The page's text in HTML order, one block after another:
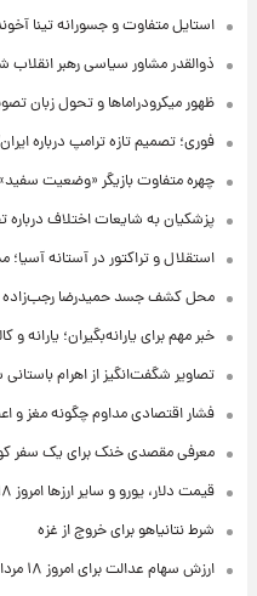
استایل متفاوت و جسورانه تینا آخوندتبار در ۳۹
ذوالقدر مشاور سیاسی رهبر انقلاب شد
ظهور میکرودراماها و تحول زبان
فوری؛ تصمیم تازه ترامپ درباره
چهره متفاوت بازیگر «وضعیت سفید»
پزشکیان به شایعات اختلاف درباره
استقلال و تراکتور در آستانه آسیا؛
محل کشف جسد حمیدرضا
خبر مهم برای یارانه‌بگیران؛ یارانه
تصاویر شگفت‌انگیز از اهرام
فشار اقتصادی مداوم چگونه مغز و
معرفی مقصدی خنک برای یک سفر
قیمت دلار، یورو و سایر ارزها امروز ۱۸ مردادماه ۱۴۰۵ + جدول
شرط نتانیاهو برای خروج از غزه
ارزش سهام عدالت برای امروز ۱۸ مرداد ۱۴۰۵ + جدول